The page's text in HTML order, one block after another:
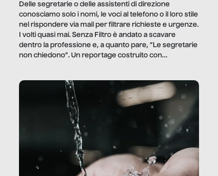
Delle segretarie o delle assistenti di direzione
conosciamo solo i nomi, le voci al telefono o il loro stile
nel rispondere via mail per filtrare richieste e urgenze.
I volti quasi mai. Senza Filtro è andato a scavare
dentro la professione e, a quanto pare, “Le segretarie
non chiedono”. Un reportage costruito con